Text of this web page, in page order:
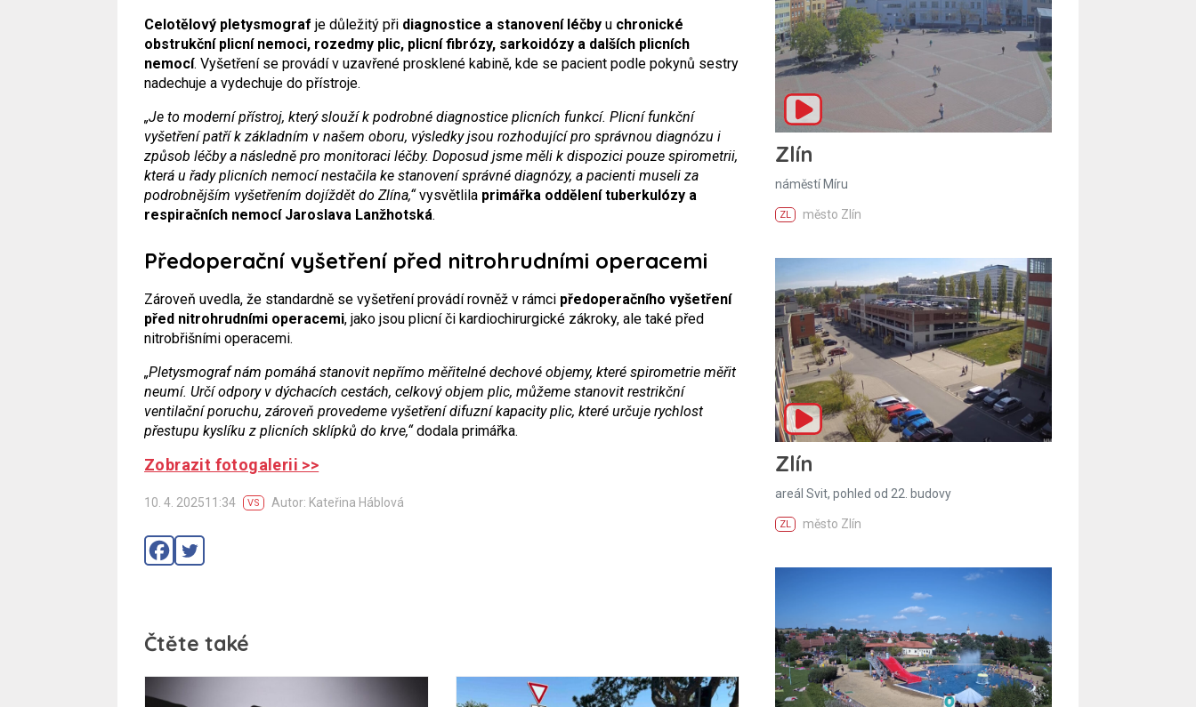
Celotělový pletysmograf je důležitý při diagnostice a stanovení léčby u chronické
obstrukční plicní nemoci, rozedmy plic, plicní fibrózy, sarkoidózy a dalších plicních
nemocí. Vyšetření se provádí v uzavřené prosklené kabině, kde se pacient podle pokynů sestry
nadechuje a vydechuje do přístroje.
„Je to moderní přístroj, který slouží k podrobné diagnostice plicních funkcí. Plicní funkční
vyšetření patří k základním v našem oboru, výsledky jsou rozhodující pro správnou diagnózu i
způsob léčby a následně pro monitoraci léčby. Doposud jsme měli k dispozici pouze spirometrii,
která u řady plicních nemocí nestačila ke stanovení správné diagnózy, a pacienti museli za
podrobnějším vyšetřením dojíždět do Zlína,“vysvětlila primářka oddělení tuberkulózy a
respiračních nemocí Jaroslava Lanžhotská.
Předoperační vyšetření před nitrohrudními operacemi
Zároveň uvedla, že standardně se vyšetření provádí rovněž v rámci předoperačního vyšetření
před nitrohrudními operacemi, jako jsou plicní či kardiochirurgické zákroky, ale také před
nitrobřišními operacemi.
„Pletysmograf nám pomáhá stanovit nepřímo měřitelné dechové objemy, které spirometrie měřit
neumí. Určí odpory v dýchacích cestách, celkový objem plic, můžeme stanovit restrikční
ventilační poruchu, zároveň provedeme vyšetření difuzní kapacity plic, které určuje rychlost
přestupu kyslíku z plicních sklípků do krve,“dodala primářka.
Zobrazit fotogalerii >>
10. 4. 202511:34 VS Autor: Kateřina Háblová
Čtěte také
Zlín
náměstí Míru
ZL město Zlín
Zlín
areál Svit, pohled od 22. budovy
ZL město Zlín